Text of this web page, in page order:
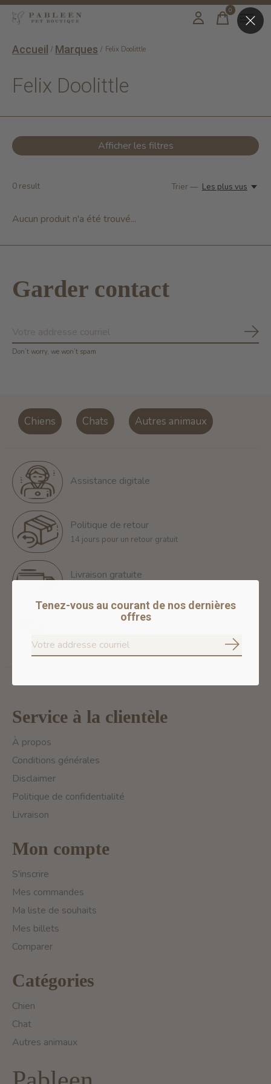
0items
Accueil / Marques / Felix Doolittle
Felix Doolittle
Afficher les filtres
0 result Trier — Les plus vus
Aucun produit n'a été trouvé...
Garder contact
Don’t worry, we won’t spam
Chiens Chats Autres animaux
Assistance digitale
Politique de retour
14 jours pour un retour gratuit
Livraison gratuite
Paiements 100% sécurisés
Nous assurons des paiements sécurisés
Service à la clientèle
À propos
Conditions générales
Disclaimer
Politique de confidentialité
Livraison
Mon compte
S'inscrire
Mes commandes
Ma liste de souhaits
Mes billets
Comparer
Catégories
Chien
Chat
Autres animaux
Tenez-vous au courant de nos dernières
offres